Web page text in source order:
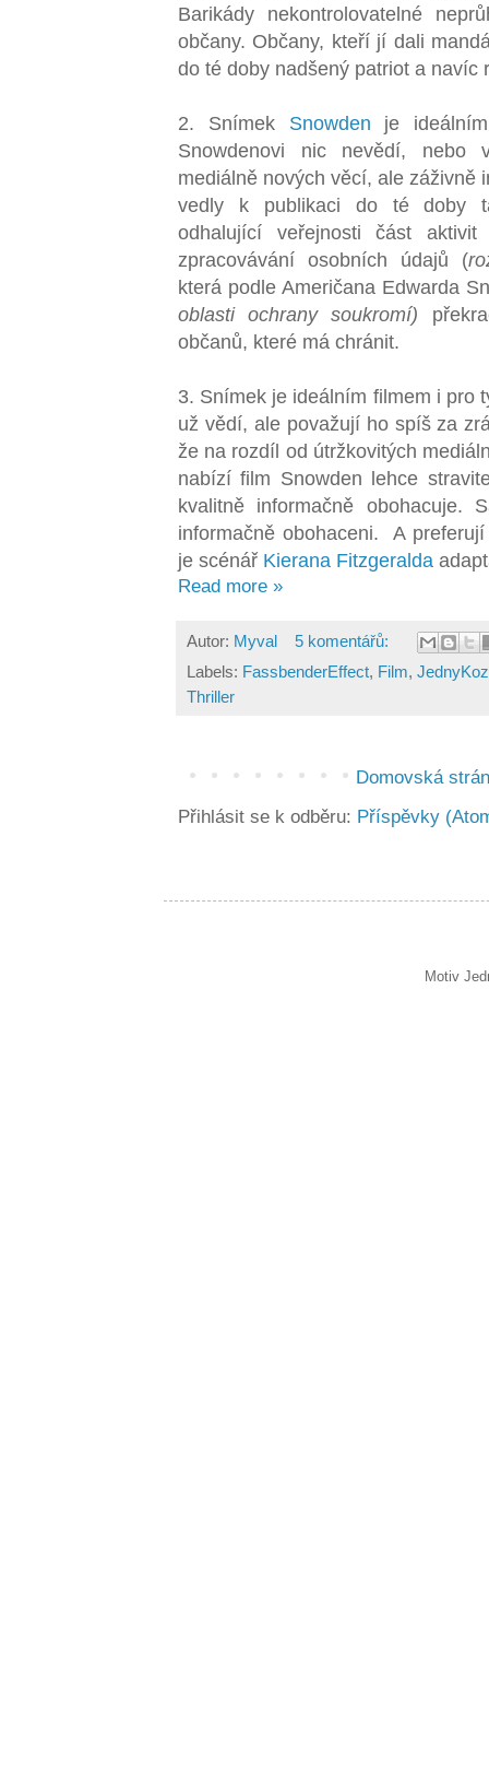
Barikády nekontrolovatelné
občany. Občany, kteří jí dali
do té doby nadšený patriot a navíc
2. Snímek Snowden je
Snowdenovi nic nevědí, nebo
mediálně nových věcí, ale záživně
vedly k publikaci do té doby
odhalující veřejnosti část aktivit
zpracovávání osobních údajů (
která podle Američana Edwarda
oblasti ochrany soukromí)
občanů, které má chránit.
3. Snímek je ideálním filmem i pro
už vědí, ale považují ho spíš za
že na rozdíl od útržkovitých
nabízí film Snowden lehce
kvalitně informačně obohacuje.
informačně obohaceni. A
je scénář Kierana Fitzgeralda
Read more »
Autor: Myval
5 komentářů:
Labels: FassbenderEffect, Film,
Thriller
Domovská
Přihlásit se k odběru: Příspěvky
Motiv